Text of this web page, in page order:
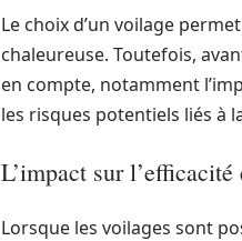
Le choix d’un voilage
chaleureuse. Toutefois,
en compte, notamment
les risques potentiels liés à
L’impact sur l’efficacité
Lorsque les voilages sont